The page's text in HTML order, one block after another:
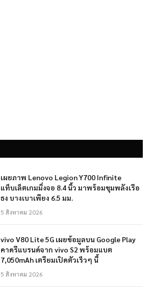
เผยภาพ Lenovo Legion Y700 Infinite
แท็บเล็ตเกมมิ่งจอ 8.4 นิ้ว มาพร้อมขุมพลังเรือ
ธง บางเบาเพียง 6.5 มม.
5 สิงหาคม 2026
vivo V80 Lite 5G เผยข้อมูลบน Google Play
คาดรีแบรนด์จาก vivo S2 พร้อมแบต
7,050mAh เตรียมเปิดตัวเร็วๆ นี้
5 สิงหาคม 2026